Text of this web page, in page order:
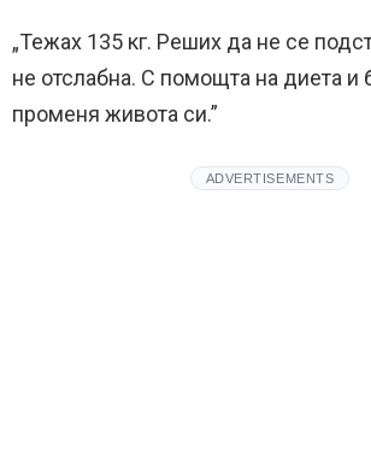
„Тежах 135 кг. Реших да не се
не отслабна. С помощта на диета и
променя живота си.”
ADVERTISEMENTS